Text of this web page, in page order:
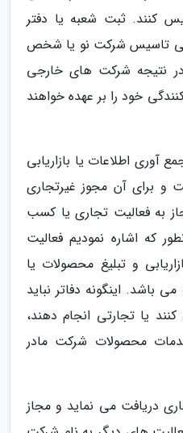
کنند. ثبت شعبه یا دفتر
تاسیس شرکت نو یا شخص
نتیجه شرکت های خارجی
خود را بر عهده خواهند
آوری اطلاعات یا بازاریابی
و برای آن مجوز غیرتجاری
به فعالیت تجاری یا کسب
که اشاره نمودیم فعالیت
و تبلیغ محصولات یا
باشد. اینگونه دفاتر نباید
کنند یا تجارتی انجام دهند،
محصولات شرکت مادر
دریافت می نماید و مجاز